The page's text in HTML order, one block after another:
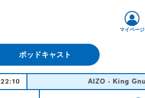
ポッドキャスト
マイページ
22:10 AIZO - King Gnu